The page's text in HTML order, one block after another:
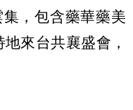
，包含藥華藥美
來台共襄盛會，